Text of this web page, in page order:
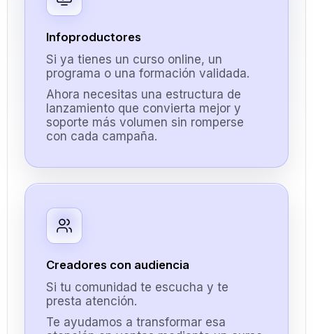
Infoproductores
Si ya tienes un curso online, un
programa o una formación validada.
Ahora necesitas una estructura de
lanzamiento que convierta mejor y
soporte más volumen sin romperse
con cada campaña.
Creadores con audiencia
Si tu comunidad te escucha y te
presta atención.
Te ayudamos a transformar esa